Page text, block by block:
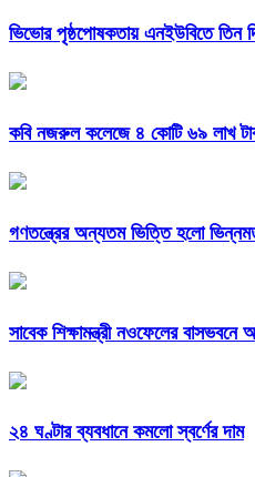
ভিভোর পৃষ্ঠপোষকতায় এনইউবিতে তিন
কবি নজরুল কলেজে ৪ কোটি ৬৯ লাখ
গণতন্ত্রের অন্যতম ভিত্তি হলো
সাবেক শিক্ষামন্ত্রী নওফেলের বাসভবনে
২৪ ঘণ্টার ব্যবধানে কমলো স্বর্ণের দাম